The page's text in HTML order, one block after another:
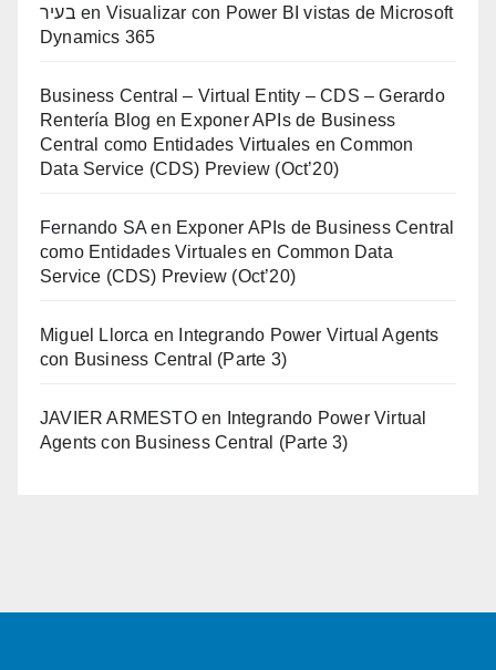
בעיר en Visualizar con Power BI vistas de Microsoft
Dynamics 365
Business Central – Virtual Entity – CDS – Gerardo
Rentería Blog en Exponer APIs de Business
Central como Entidades Virtuales en Common
Data Service (CDS) Preview (Oct’20)
Fernando SA en Exponer APIs de Business Central
como Entidades Virtuales en Common Data
Service (CDS) Preview (Oct’20)
Miguel Llorca en
Integrando Power Virtual Agents
con Business Central (Parte 3)
JAVIER ARMESTOen
Integrando Power Virtual
Agents con Business Central (Parte 3)